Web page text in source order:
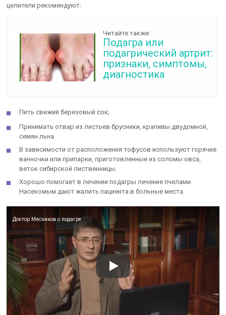
целители рекомендуют:
Читайте также:
Подагра или
подагрический артрит:
признаки, симптомы,
диагностика
Пить свежий березовый сок;
Принимать отвар из листьев брусники, крапивы двудомной,
семян льна.
В зависимости от расположения тофусов используют горячие
ванночки или припарки, приготовленные из соломы овса,
веток сибирской лиственницы.
Хорошо помогает в лечении подагры лечение пчелами.
Насекомым дают жалить пациента в больные места.
Доктор Мясников о подагре